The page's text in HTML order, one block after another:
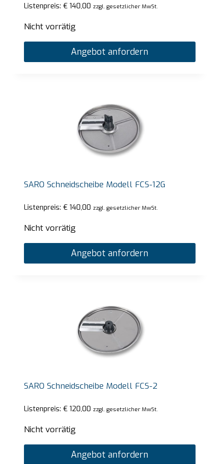
Listenpreis: €140,00 zzgl. gesetzlicher MwSt.
Nicht vorrätig
Angebot anfordern
SARO Schneidscheibe Modell FCS-12G
Listenpreis: €140,00 zzgl. gesetzlicher MwSt.
Nicht vorrätig
Angebot anfordern
SARO Schneidscheibe Modell FCS-2
Listenpreis: €120,00 zzgl. gesetzlicher MwSt.
Nicht vorrätig
Angebot anfordern